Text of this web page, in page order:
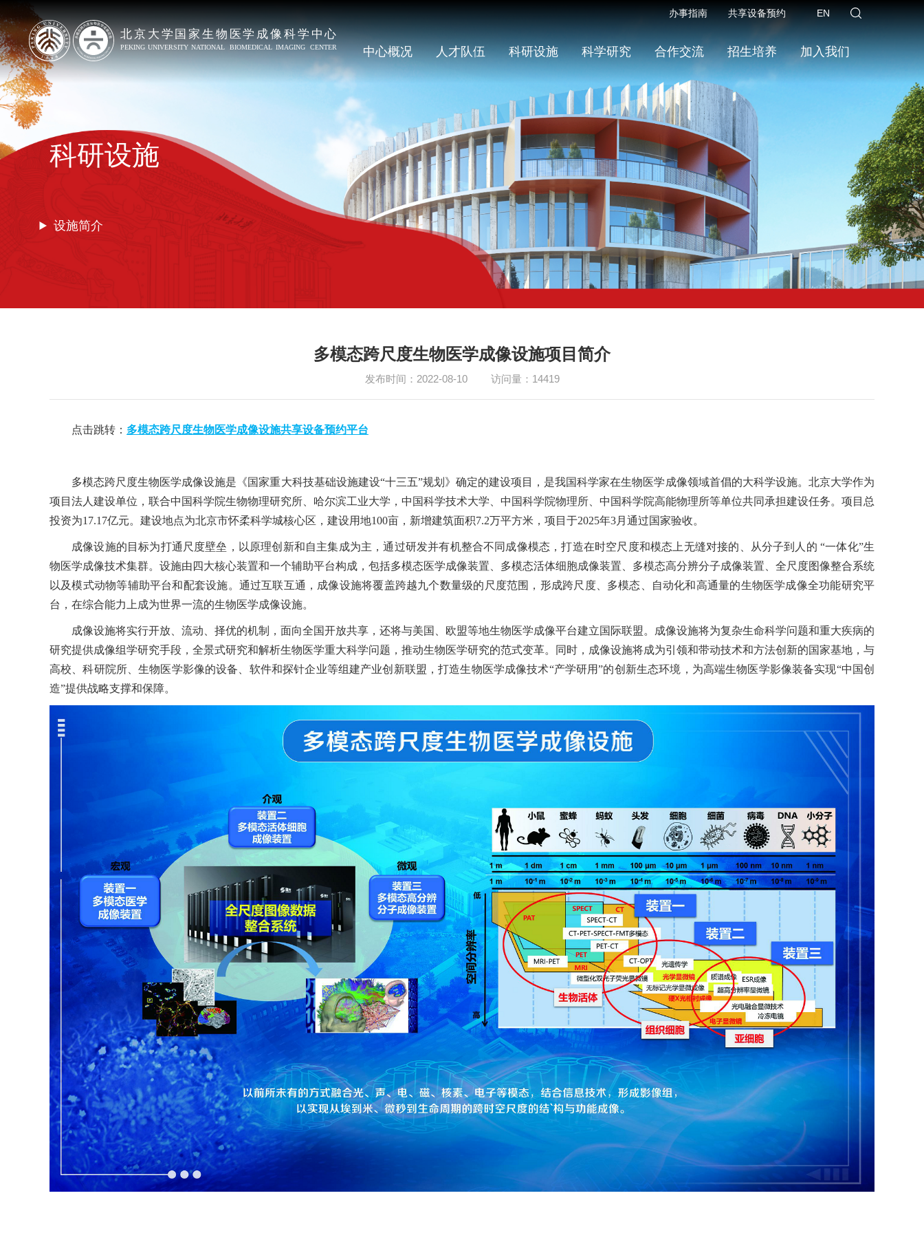
EN
办事指南 共享设备预约
中心概况 人才队伍 科研设施 科学研究 合作交流 招生培养 加入我们
科研设施
设施简介
多模态跨尺度生物医学成像设施项目简介
发布时间：2022-08-10 访问量： 14419
点击跳转： 多模态跨尺度生物医学成像设施共享设备预约平台
多模态跨尺度生物医学成像设施是《国家重大科技基础设施建设“十三五”规划》确定的建设项目，是我国科学家在生物医学成像领域首倡的大科学设施。北京大学作为
项目法人建设单位，联合中国科学院生物物理研究所、哈尔滨工业大学，中国科学技术大学、 中国科学院物理所、 中国科学院高能物理所等单位共同承担建设任务。项目总
投资为17.17亿元。建设地点为北京市怀柔科学城核心区，建设用地100亩，新增建筑面积7.2万平方米，项目于2025年3月通过国家验收。
成像设施的目标为打通尺度壁垒，以原理创新和自主集成为主，通过研发并有机整合不同成像模态，打造在时空尺度和模态上无缝对接的、从分子到人的 “一体化”生
物医学成像技术集群。设施由四大核心装置和一个辅助平台构成，包括多模态医学成像装置、多模态活体细胞成像装置、多模态高分辨分子成像装置、全尺度图像整合系统
以及模式动物等辅助平台和配套设施。通过互联互通，成像设施将覆盖跨越九个数量级的尺度范围，形成跨尺度、多模态、自动化和高通量的生物医学成像全功能研究平
台，在综合能力上成为世界一流的生物医学成像设施。
成像设施将实行开放、流动、择优的机制，面向全国开放共享，还将与美国、欧盟等地生物医学成像平台建立国际联盟。成像设施将为复杂生命科学问题和重大疾病的
研究提供成像组学研究手段，全景式研究和解析生物医学重大科学问题，推动生物医学研究的范式变革。同时，成像设施将成为引领和带动技术和方法创新的国家基地，与
高校、科研院所、生物医学影像的设备、软件和探针企业等组建产业创新联盟，打造生物医学成像技术“产学研用”的创新生态环境，为高端生物医学影像装备实现“中国创
造”提供战略支撑和保障。